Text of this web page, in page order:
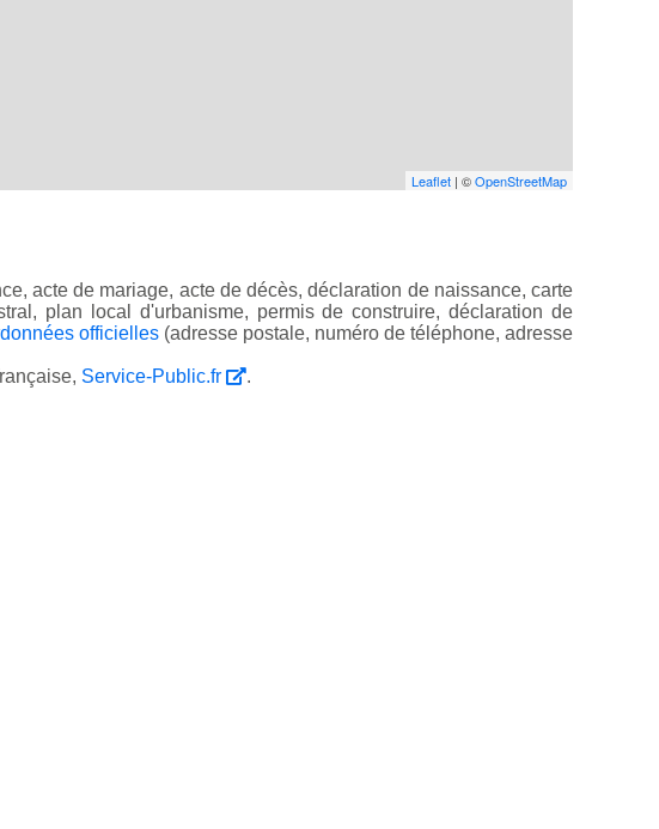
Leaflet | ©OpenStreetMap
acte de mariage, acte de décès, déclaration de naissance, carte
plan local d'urbanisme, permis de construire, déclaration de
officielles (adresse postale, numéro de téléphone, adresse
Service-Public.fr .